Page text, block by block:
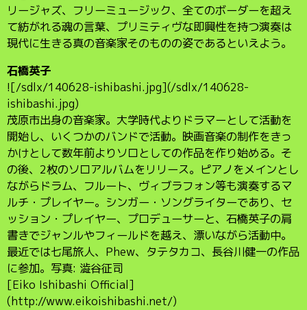
リージャズ、フリーミュージック、全てのボーダーを超え
て紡がれる魂の言葉、プリミティヴな即興性を持つ演奏は
現代に生きる真の音楽家そのものの姿であるといえよう。
石橋英子
![/sdlx/140628-ishibashi.jpg](/sdlx/140628-
ishibashi.jpg)
茂原市出身の音楽家。大学時代よりドラマーとして活動を
開始し、いくつかのバンドで活動。映画音楽の制作をきっ
かけとして数年前よりソロとしての作品を作り始める。そ
の後、2枚のソロアルバムをリリース。ピアノをメインとし
ながらドラム、フルート、ヴィブラフォン等も演奏するマ
ルチ・プレイヤー。シンガー・ソングライターであり、セ
ッション・プレイヤー、プロデューサーと、石橋英子の肩
書きでジャンルやフィールドを越え、漂いながら活動中。
最近では七尾旅人、Phew、タテタカコ、長谷川健一の作品
に参加。写真: 澁谷征司
[Eiko Ishibashi Official]
(http://www.eikoishibashi.net/)